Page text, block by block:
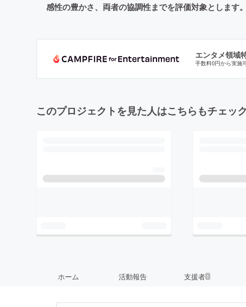
感性の豊かさ、両者の協調性までを評価対象とします
エンタメ領域
手数料0円から実施
このプロジェクトを見た人はこちらもチェッ
ホーム 活動報告 支援者 1